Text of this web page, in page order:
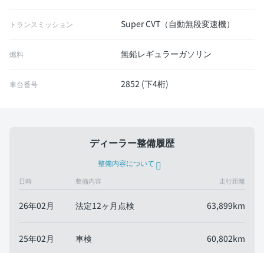
トランスミッション Super CVT（自動無段変速機）
燃料 無鉛レギュラーガソリン
車台番号 2852 (下4桁)
ディーラー整備履歴
整備内容について
日時 整備内容 走行距離
26年02月 法定12ヶ月点検 63,899km
25年02月 車検 60,802km